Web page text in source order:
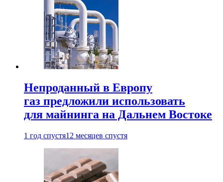
Непроданный в Европу
газ предложили использовать
для майнинга на Дальнем Востоке
1 год спустя12 месяцев спустя